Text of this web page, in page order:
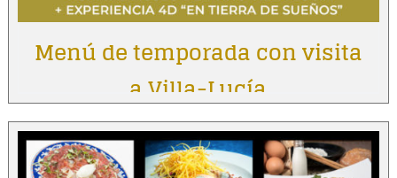
Menú de temporada con visita
a Villa-Lucía